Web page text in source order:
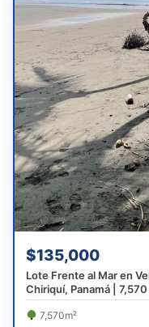
$135,000
Lote Frente al Mar en
Chiriquí, Panamá |
7,570m²